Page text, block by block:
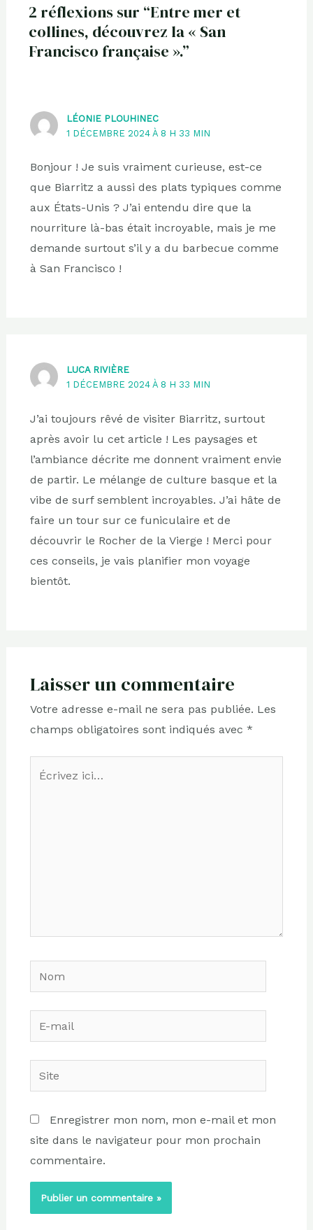
2 réflexions sur “Entre mer et
collines, découvrez la « San
Francisco française ».”
LÉONIE PLOUHINEC
1 DÉCEMBRE 2024 À 8 H 33 MIN
Bonjour ! Je suis vraiment curieuse, est-ce
que Biarritz a aussi des plats typiques comme
aux États-Unis ? J’ai entendu dire que la
nourriture là-bas était incroyable, mais je me
demande surtout s’il y a du barbecue comme
à San Francisco !
LUCA RIVIÈRE
1 DÉCEMBRE 2024 À 8 H 33 MIN
J’ai toujours rêvé de visiter Biarritz, surtout
après avoir lu cet article ! Les paysages et
l’ambiance décrite me donnent vraiment envie
de partir. Le mélange de culture basque et la
vibe de surf semblent incroyables. J’ai hâte de
faire un tour sur ce funiculaire et de
découvrir le Rocher de la Vierge ! Merci pour
ces conseils, je vais planifier mon voyage
bientôt.
Laisser un commentaire
Votre adresse e-mail ne sera pas publiée. Les
champs obligatoires sont indiqués avec *
Nom
E-
mail
Site
Enregistrer mon nom, mon e-mail et mon
site dans le navigateur pour mon prochain
commentaire.